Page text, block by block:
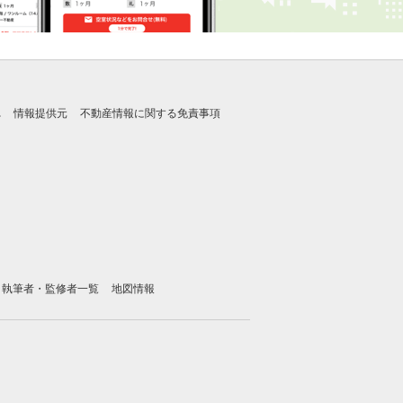
情報提供元 不動産情報に関する免責事項
執筆者・監修者一覧 地図情報